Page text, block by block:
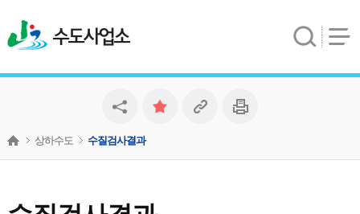
수도사업소
상하수도 수질검사결과